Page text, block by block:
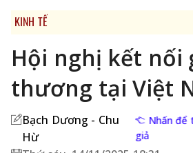
KINH TẾ
Hội nghị kết nối
thương tại Việt
Bạch Dương - Chu
Hừ
Nhấn
giả